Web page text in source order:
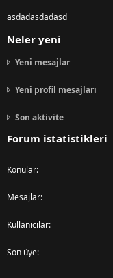
asdadasdadasd
Neler yeni
Yeni mesajlar
Yeni profil mesajları
Son aktivite
Forum istatistikleri
Konular
Mesajlar
Kullanıcılar
Son üye